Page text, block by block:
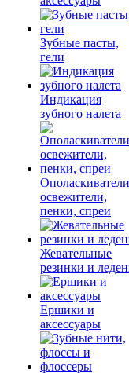
Зубные пасты,
гели
Индикация
зубного налета
освежители,
пенки, спреи
Жевательные
резинки и
Ершики и
аксессуары